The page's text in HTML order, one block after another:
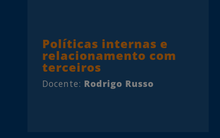
Políticas internas e
relacionamento com
terceiros
Docente: Rodrigo Russo